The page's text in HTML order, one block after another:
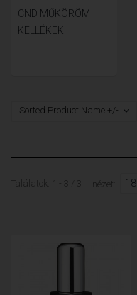
CND MŰKÖRÖM
KELLÉKEK
Sorted Product Name +/-
Találatok: 1 - 3 / 3 nézet: 18